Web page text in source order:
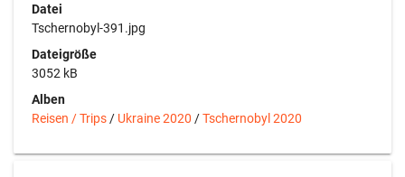
Datei
Tschernobyl-391.jpg
Dateigröße
3052 kB
Alben
Reisen / Trips / Ukraine 2020 /Tschernobyl 2020